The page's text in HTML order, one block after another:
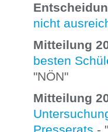
nicht
Mitteilung
besten
"NÖN"
Mitteilung